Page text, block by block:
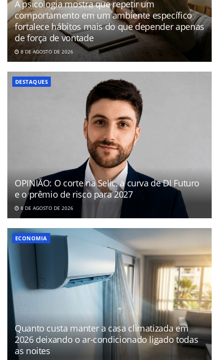
A psicologia mostra que repetir um
comportamento em um ambiente específico
fortalece hábitos mais do que depender apenas
de força de vontade
8 DE AGOSTO DE 2026
DESTAQUES
OPINIÃO: O corte na Selic, a curva de DI Futuro
e o prêmio de risco para 2027
8 DE AGOSTO DE 2026
ECONOMIA
Quanto custa manter a casa climatizada em
2026 deixando o ar-condicionado ligado todas
as noites